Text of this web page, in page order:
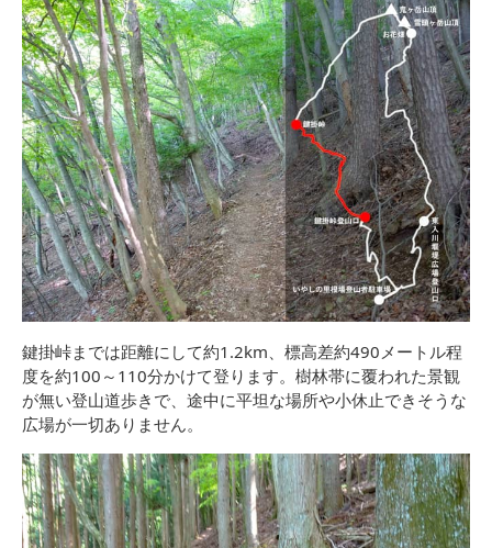
鍵掛峠までは距離にして約1.2km、標高差約490メートル程
度を約100～110分かけて登ります。樹林帯に覆われた景観
が無い登山道歩きで、途中に平坦な場所や小休止できそうな
広場が一切ありません。